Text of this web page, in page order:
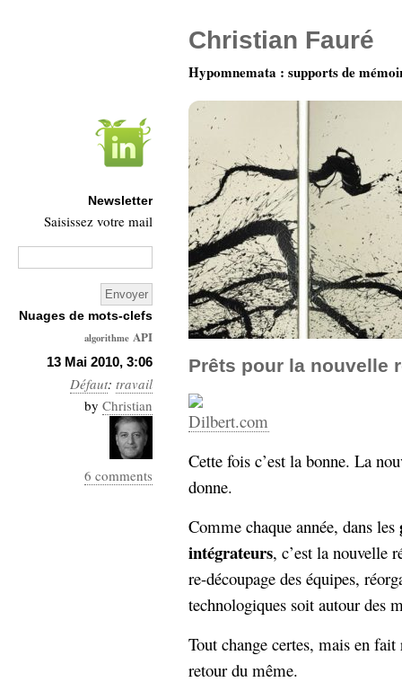
13 Mai 2010, 3:06
Défaut: travail
by Christian
6 comments
Prêts pour la nouvelle
Cette fois c’est la bonne. La
donne.
Comme chaque année, dans les
intégrateurs, c’est la nouvelle
re-découpage des équipes,
technologiques soit autour des
Tout change certes, mais en fait
retour du même.
Christian Fauré
Hypomnemata : supports de
Newsletter
Saisissez votre mail
Nuages de mots-clefs
algorithme API
Architecture
Ars-
Industrialis
business_model
cinéma